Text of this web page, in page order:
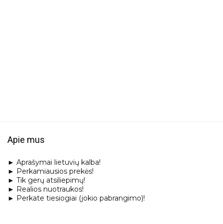
Apie mus
► Aprašymai lietuvių kalba!
► Perkamiausios prekės!
► Tik gerų atsiliepimų!
► Realios nuotraukos!
► Perkate tiesiogiai (jokio pabrangimo)!